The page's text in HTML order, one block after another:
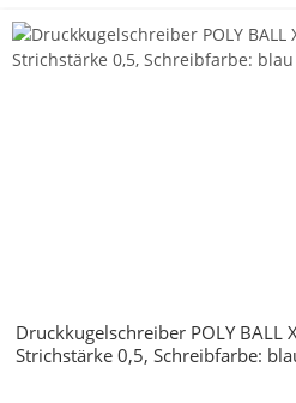
Druckkugelschreiber POLY BALL
Strichstärke 0,5, Schreibfarbe: